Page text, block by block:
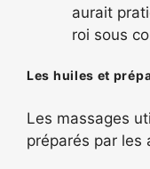
aurait
roi sous
Les huiles et
Les massages
préparés par les